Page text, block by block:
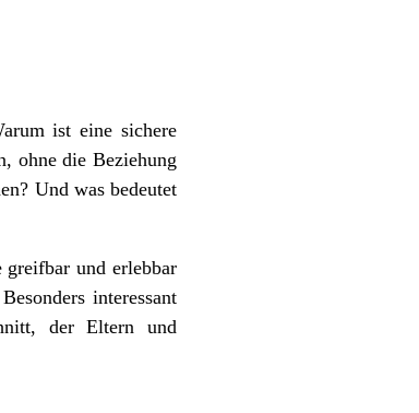
ist eine sichere
ohne die Beziehung
Und was bedeutet
und erlebbar
interessant
der Eltern und